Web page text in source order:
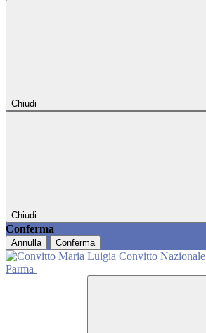
Chiudi
Chiudi
Conferma
Annulla Conferma
Convitto Nazionale
Parma